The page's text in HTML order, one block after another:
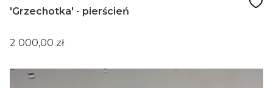
'Grzechotka' - pierścień
Cena
2 000,00 zł